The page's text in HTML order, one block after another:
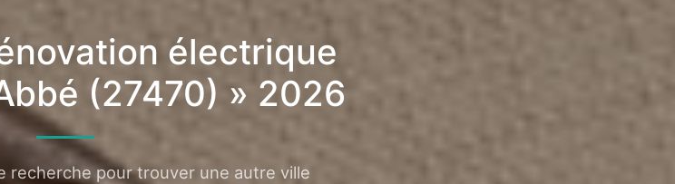
électrique
(27470) » 2026
recherche pour trouver une autre ville